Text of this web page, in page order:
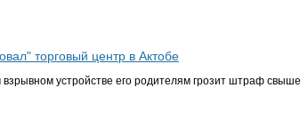
торговый центр в Актобе
устройстве его родителям грозит штраф свыше